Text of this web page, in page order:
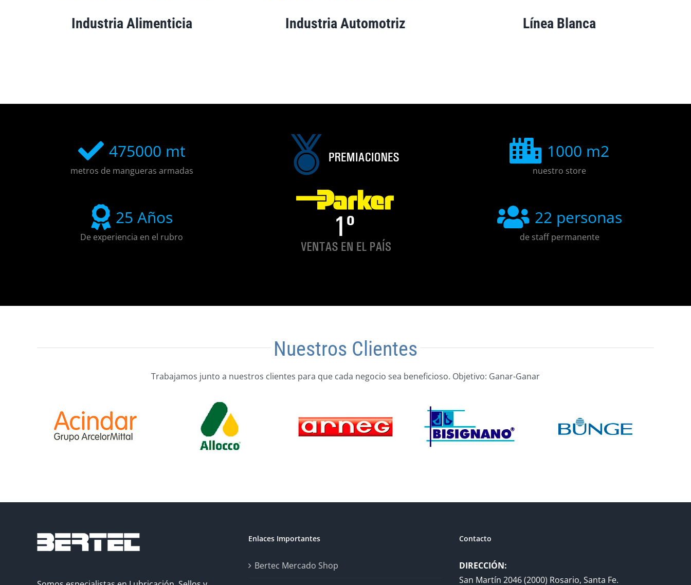
Industria Alimenticia Industria Automotriz Línea Blanca
475000 mt
metros de mangueras armadas
25 Años
De experiencia en el rubro
1000 m2
nuestro store
22 personas
de staff permanente
Nuestros Clientes
Trabajamos junto a nuestros clientes para que cada negocio sea beneficioso. Objetivo: Ganar-Ganar
Enlaces Importantes
Bertec Mercado Shop
Contacto
DIRECCIÓN:
San Martín 2046 (2000) Rosario, Santa Fe.